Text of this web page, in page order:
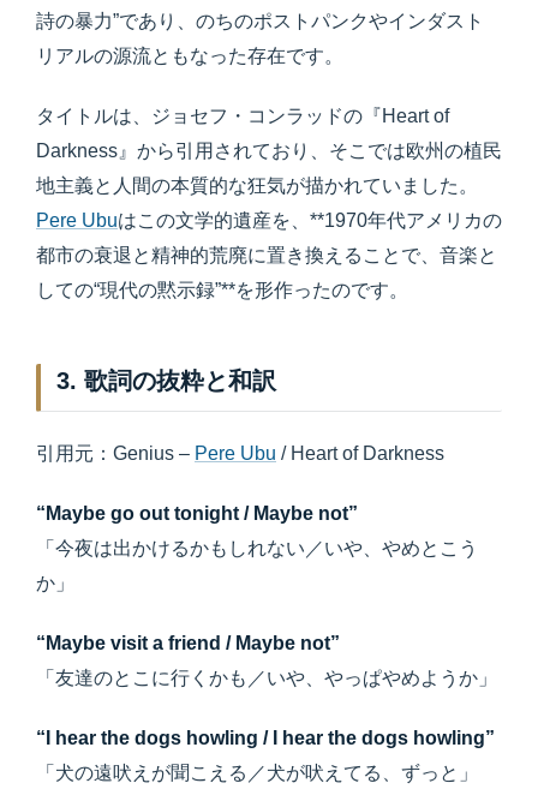
詩の暴力”であり、のちのポストパンクやインダスト
リアルの源流ともなった存在です。
タイトルは、ジョセフ・コンラッドの『Heart of
Darkness』から引用されており、そこでは欧州の植民
地主義と人間の本質的な狂気が描かれていました。
Pere Ubuはこの文学的遺産を、**1970年代アメリカの
都市の衰退と精神的荒廃に置き換えることで、音楽と
しての“現代の黙示録”**を形作ったのです。
3. 歌詞の抜粋と和訳
引用元：Genius – Pere Ubu / Heart of Darkness
“Maybe go out tonight / Maybe not”
「今夜は出かけるかもしれない／いや、やめとこう
か」
“Maybe visit a friend / Maybe not”
「友達のとこに行くかも／いや、やっぱやめようか」
“I hear the dogs howling / I hear the dogs howling”
「犬の遠吠えが聞こえる／犬が吠えてる、ずっと」